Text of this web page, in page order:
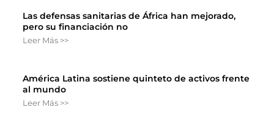
Las defensas sanitarias de África han mejorado,
pero su financiación no
Leer Más >>
América Latina sostiene quinteto de activos frente
al mundo
Leer Más >>